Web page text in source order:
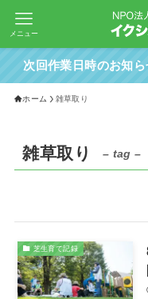
メニュー
次回作業日時のお知
ホーム 雑草取り
雑草取り – tag –
芝生育て記録